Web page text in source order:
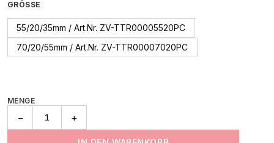
GRÖSSE
55/20/35mm / Art.Nr. ZV-TTR00005520PC
70/20/55mm / Art.Nr. ZV-TTR00007020PC
MENGE
− +